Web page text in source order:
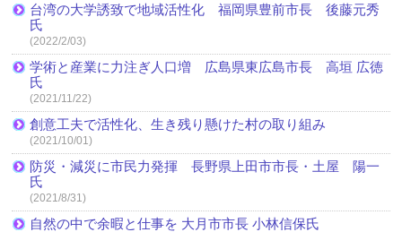
台湾の大学誘致で地域活性化 福岡県豊前市長 後藤元秀
氏
(2022/2/03)
学術と産業に力注ぎ人口増 広島県東広島市長 高垣 広徳
氏
(2021/11/22)
創意工夫で活性化、生き残り懸けた村の取り組み
(2021/10/01)
防災・減災に市民力発揮 長野県上田市市長・土屋 陽一
氏
(2021/8/31)
自然の中で余暇と仕事を 大月市市長 小林信保氏